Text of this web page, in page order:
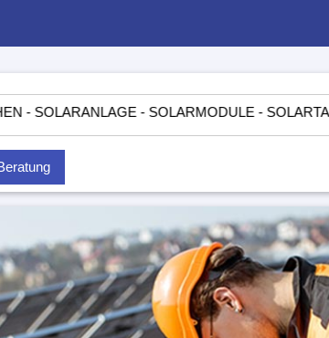
- SOLARMODULE - SOLARTASCHEN